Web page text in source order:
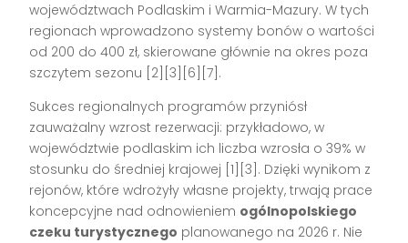
województwach Podlaskim i Warmia-Mazury. W tych
regionach wprowadzono systemy bonów o wartości
od 200 do 400 zł, skierowane głównie na okres poza
szczytem sezonu [2][3][6][7] .
Sukces regionalnych programów przyniósł
zauważalny wzrost rezerwacji: przykładowo, w
województwie podlaskim ich liczba wzrosła o 39% w
stosunku do średniej krajowej [1][3] . Dzięki wynikom z
rejonów, które wdrożyły własne projekty, trwają prace
koncepcyjne nad odnowieniem ogólnopolskiego
czeku turystycznego planowanego na 2026 r. Nie